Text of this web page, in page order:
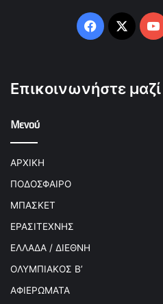
Facebook
X
Επικοινωνήστε
Μενού
ΑΡΧΙΚΗ
ΠΟΔΟΣΦΑΙΡΟ
ΜΠΑΣΚΕΤ
ΕΡΑΣΙΤΕΧΝΗΣ
ΕΛΛΑΔΑ / ΔΙΕΘΝΗ
ΟΛΥΜΠΙΑΚΟΣ Β’
ΑΦΙΕΡΩΜΑΤΑ